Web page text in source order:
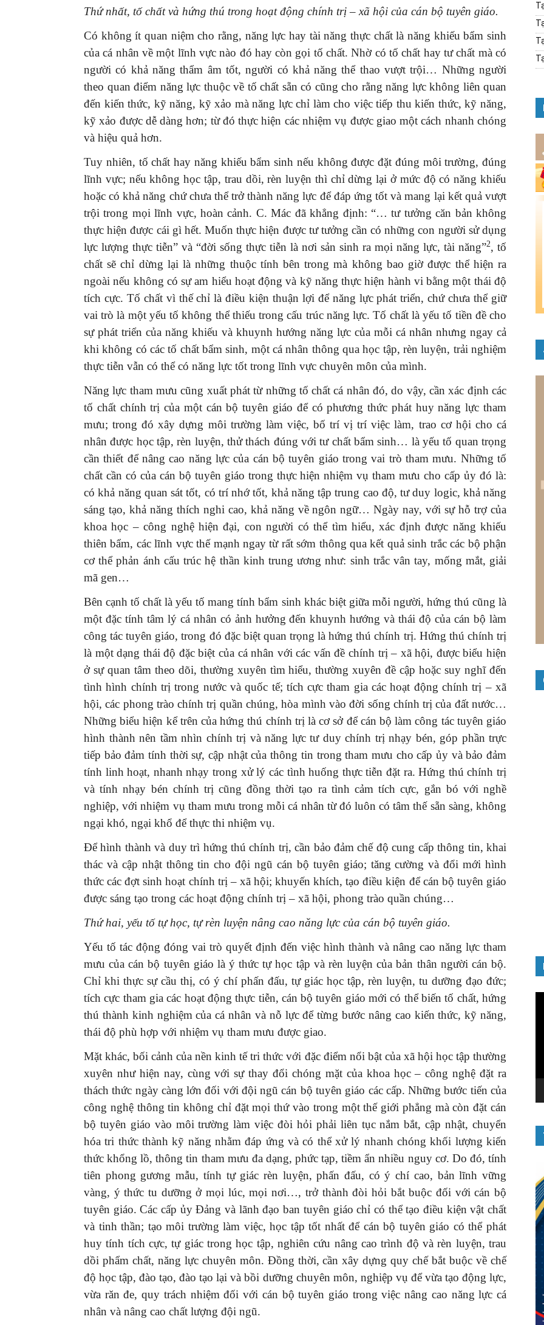
Thứ nhất, tố chất và hứng thú trong hoạt động chính trị – xã hội của cán bộ tuyên giáo.
Có không ít quan niệm cho rằng, năng lực hay tài năng thực chất là năng khiếu bẩm sinh
của cá nhân về một lĩnh vực nào đó hay còn gọi tố chất. Nhờ có tố chất hay tư chất mà có
người có khả năng thẩm âm tốt, người có khả năng thể thao vượt trội… Những người
theo quan điểm năng lực thuộc về tố chất sẵn có cũng cho rằng năng lực không liên quan
đến kiến thức, kỹ năng, kỹ xảo mà năng lực chỉ làm cho việc tiếp thu kiến thức, kỹ năng,
kỹ xảo được dễ dàng hơn; từ đó thực hiện các nhiệm vụ được giao một cách nhanh chóng
và hiệu quả hơn.
Tuy nhiên, tố chất hay năng khiếu bẩm sinh nếu không được đặt đúng môi trường, đúng
lĩnh vực; nếu không học tập, trau dồi, rèn luyện thì chỉ dừng lại ở mức độ có năng khiếu
hoặc có khả năng chứ chưa thể trở thành năng lực để đáp ứng tốt và mang lại kết quả vượt
trội trong mọi lĩnh vực, hoàn cảnh. C. Mác đã khẳng định: “… tư tưởng căn bản không
thực hiện được cái gì hết. Muốn thực hiện được tư tưởng cần có những con người sử dụng
lực lượng thực tiễn” và “đời sống thực tiễn là nơi sản sinh ra mọi năng lực, tài năng”2, tố
chất sẽ chỉ dừng lại là những thuộc tính bên trong mà không bao giờ được thể hiện ra
ngoài nếu không có sự am hiểu hoạt động và kỹ năng thực hiện hành vi bằng một thái độ
tích cực. Tố chất vì thế chỉ là điều kiện thuận lợi để năng lực phát triển, chứ chưa thể giữ
vai trò là một yếu tố không thể thiếu trong cấu trúc năng lực. Tố chất là yếu tố tiền đề cho
sự phát triển của năng khiếu và khuynh hướng năng lực của mỗi cá nhân nhưng ngay cả
khi không có các tố chất bẩm sinh, một cá nhân thông qua học tập, rèn luyện, trải nghiệm
thực tiễn vẫn có thể có năng lực tốt trong lĩnh vực chuyên môn của mình.
Năng lực tham mưu cũng xuất phát từ những tố chất cá nhân đó, do vậy, cần xác định các
tố chất chính trị của một cán bộ tuyên giáo để có phương thức phát huy năng lực tham
mưu; trong đó xây dựng môi trường làm việc, bố trí vị trí việc làm, trao cơ hội cho cá
nhân được học tập, rèn luyện, thử thách đúng với tư chất bẩm sinh… là yếu tố quan trọng
cần thiết để nâng cao năng lực của cán bộ tuyên giáo trong vai trò tham mưu. Những tố
chất cần có của cán bộ tuyên giáo trong thực hiện nhiệm vụ tham mưu cho cấp ủy đó là:
có khả năng quan sát tốt, có trí nhớ tốt, khả năng tập trung cao độ, tư duy logic, khả năng
sáng tạo, khả năng thích nghi cao, khả năng về ngôn ngữ… Ngày nay, với sự hỗ trợ của
khoa học – công nghệ hiện đại, con người có thể tìm hiểu, xác định được năng khiếu
thiên bẩm, các lĩnh vực thế mạnh ngay từ rất sớm thông qua kết quả sinh trắc các bộ phận
cơ thể phản ánh cấu trúc hệ thần kinh trung ương như: sinh trắc vân tay, mống mắt, giải
mã gen…
Bên cạnh tố chất là yếu tố mang tính bẩm sinh khác biệt giữa mỗi người, hứng thú cũng là
một đặc tính tâm lý cá nhân có ảnh hưởng đến khuynh hướng và thái độ của cán bộ làm
công tác tuyên giáo, trong đó đặc biệt quan trọng là hứng thú chính trị. Hứng thú chính trị
là một dạng thái độ đặc biệt của cá nhân với các vấn đề chính trị – xã hội, được biểu hiện
ở sự quan tâm theo dõi, thường xuyên tìm hiểu, thường xuyên đề cập hoặc suy nghĩ đến
tình hình chính trị trong nước và quốc tế; tích cực tham gia các hoạt động chính trị – xã
hội, các phong trào chính trị quần chúng, hòa mình vào đời sống chính trị của đất nước…
Những biểu hiện kể trên của hứng thú chính trị là cơ sở để cán bộ làm công tác tuyên giáo
hình thành nên tầm nhìn chính trị và năng lực tư duy chính trị nhạy bén, góp phần trực
tiếp bảo đảm tính thời sự, cập nhật của thông tin trong tham mưu cho cấp ủy và bảo đảm
tính linh hoạt, nhanh nhạy trong xử lý các tình huống thực tiễn đặt ra. Hứng thú chính trị
và tính nhạy bén chính trị cũng đồng thời tạo ra tình cảm tích cực, gắn bó với nghề
nghiệp, với nhiệm vụ tham mưu trong mỗi cá nhân từ đó luôn có tâm thế sẵn sàng, không
ngại khó, ngại khổ để thực thi nhiệm vụ.
Để hình thành và duy trì hứng thú chính trị, cần bảo đảm chế độ cung cấp thông tin, khai
thác và cập nhật thông tin cho đội ngũ cán bộ tuyên giáo; tăng cường và đổi mới hình
thức các đợt sinh hoạt chính trị – xã hội; khuyến khích, tạo điều kiện để cán bộ tuyên giáo
được sáng tạo trong các hoạt động chính trị – xã hội, phong trào quần chúng…
Thứ hai, yếu tố tự học, tự rèn luyện nâng cao năng lực của cán bộ tuyên giáo.
Yếu tố tác động đóng vai trò quyết định đến việc hình thành và nâng cao năng lực tham
mưu của cán bộ tuyên giáo là ý thức tự học tập và rèn luyện của bản thân người cán bộ.
Chỉ khi thực sự cầu thị, có ý chí phấn đấu, tự giác học tập, rèn luyện, tu dưỡng đạo đức;
tích cực tham gia các hoạt động thực tiễn, cán bộ tuyên giáo mới có thể biến tố chất, hứng
thú thành kinh nghiệm của cá nhân và nỗ lực để từng bước nâng cao kiến thức, kỹ năng,
thái độ phù hợp với nhiệm vụ tham mưu được giao.
Mặt khác, bối cảnh của nền kinh tế tri thức với đặc điểm nổi bật của xã hội học tập thường
xuyên như hiện nay, cùng với sự thay đổi chóng mặt của khoa học – công nghệ đặt ra
thách thức ngày càng lớn đối với đội ngũ cán bộ tuyên giáo các cấp. Những bước tiến của
công nghệ thông tin không chỉ đặt mọi thứ vào trong một thế giới phẳng mà còn đặt cán
bộ tuyên giáo vào môi trường làm việc đòi hỏi phải liên tục nắm bắt, cập nhật, chuyển
hóa tri thức thành kỹ năng nhằm đáp ứng và có thể xử lý nhanh chóng khối lượng kiến
thức khổng lồ, thông tin tham mưu đa dạng, phức tạp, tiềm ẩn nhiều nguy cơ. Do đó, tính
tiên phong gương mẫu, tính tự giác rèn luyện, phấn đấu, có ý chí cao, bản lĩnh vững
vàng, ý thức tu dưỡng ở mọi lúc, mọi nơi…, trở thành đòi hỏi bắt buộc đối với cán bộ
tuyên giáo. Các cấp ủy Đảng và lãnh đạo ban tuyên giáo chỉ có thể tạo điều kiện vật chất
và tinh thần; tạo môi trường làm việc, học tập tốt nhất để cán bộ tuyên giáo có thể phát
huy tính tích cực, tự giác trong học tập, nghiên cứu nâng cao trình độ và rèn luyện, trau
dồi phẩm chất, năng lực chuyên môn. Đồng thời, cần xây dựng quy chế bắt buộc về chế
độ học tập, đào tạo, đào tạo lại và bồi dưỡng chuyên môn, nghiệp vụ để vừa tạo động lực,
vừa răn đe, quy trách nhiệm đối với cán bộ tuyên giáo trong việc nâng cao năng lực cá
nhân và nâng cao chất lượng đội ngũ.